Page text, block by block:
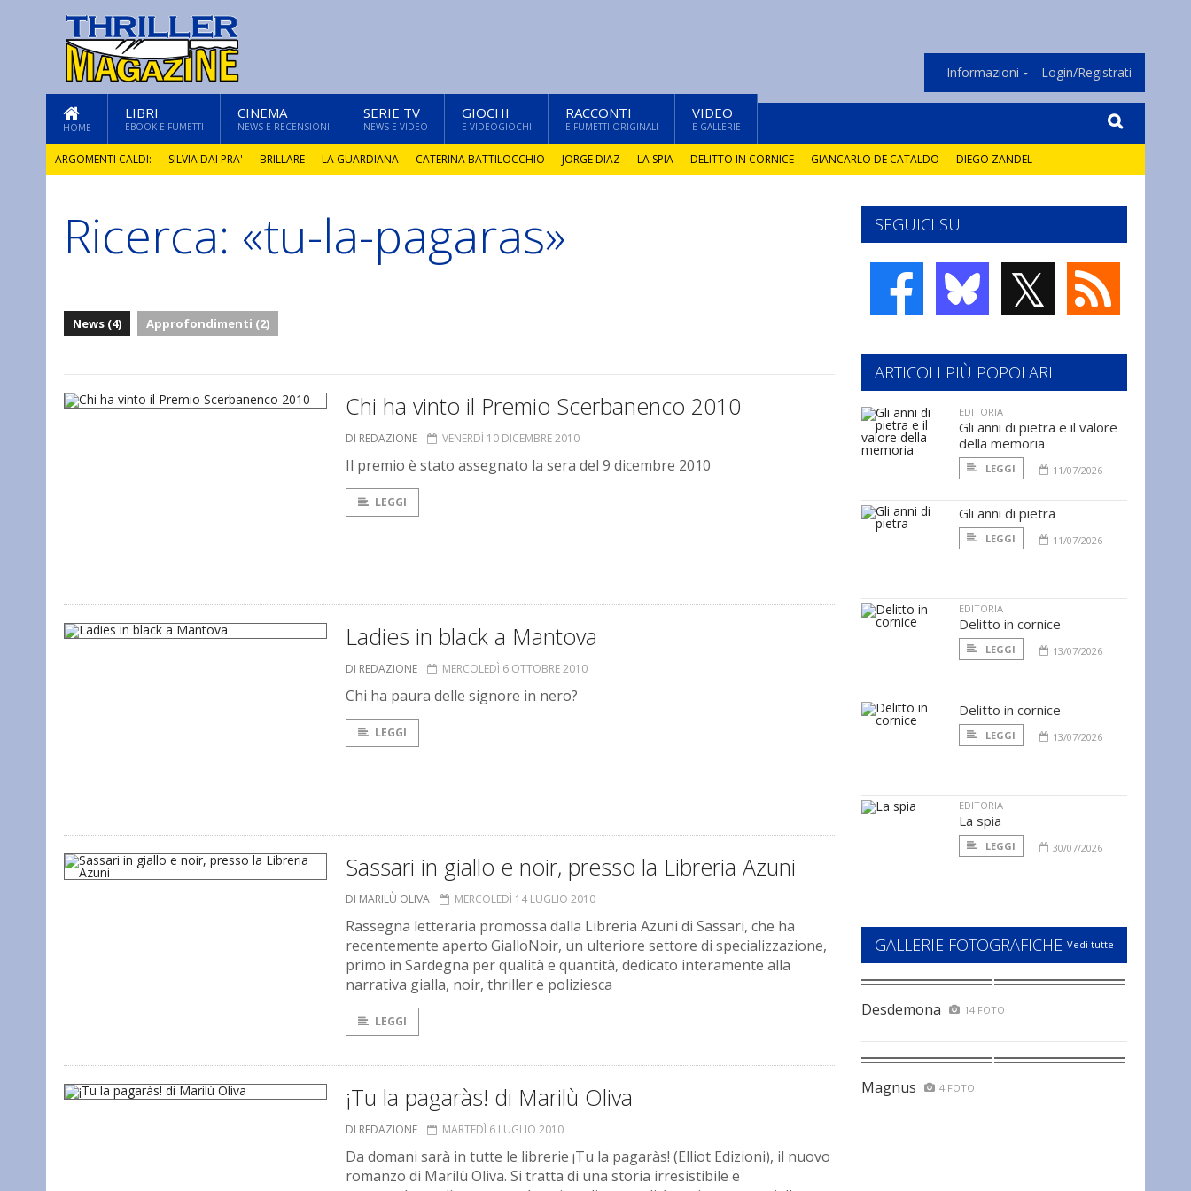
Informazioni Login/Registrati
HOME
LIBRI
EBOOK E FUMETTI
CINEMA
NEWS E RECENSIONI
SERIE TV
NEWS E VIDEO
GIOCHI
E VIDEOGIOCHI
RACCONTI
E FUMETTI ORIGINALI
VIDEO
E GALLERIE
ARGOMENTI CALDI: SILVIA DAI PRA' BRILLARE LA GUARDIANA CATERINA BATTILOCCHIO JORGE DIAZ LA SPIA DELITTO IN CORNICE GIANCARLO DE CATALDO DIEGO ZANDEL
GLI ANNI DI PIETRA
Ricerca: «tu-la-pagaras»
News (4) Approfondimenti (2)
Chi ha vinto il Premio Scerbanenco 2010
DI REDAZIONE VENERDÌ 10 DICEMBRE 2010
Il premio è stato assegnato la sera del 9 dicembre 2010
LEGGI
Ladies in black a Mantova
DI REDAZIONE MERCOLEDÌ 6 OTTOBRE 2010
Chi ha paura delle signore in nero?
LEGGI
Sassari in giallo e noir, presso la Libreria Azuni
DI MARILÙ OLIVA MERCOLEDÌ 14 LUGLIO 2010
Rassegna letteraria promossa dalla Libreria Azuni di Sassari, che ha
recentemente aperto GialloNoir, un ulteriore settore di specializzazione,
primo in Sardegna per qualità e quantità, dedicato interamente alla
narrativa gialla, noir, thriller e poliziesca
LEGGI
¡Tu la pagaràs! di Marilù Oliva
DI REDAZIONE MARTEDÌ 6 LUGLIO 2010
Da domani sarà in tutte le librerie ¡Tu la pagaràs! (Elliot Edizioni), il nuovo
romanzo di Marilù Oliva. Si tratta di una storia irresistibile e
SEGUICI SU
𝕏
ARTICOLI PIÙ POPOLARI
EDITORIA
Gli anni di pietra e il valore
della memoria
LEGGI 11/07/2026
Gli anni di pietra
LEGGI 11/07/2026
EDITORIA
Delitto in cornice
LEGGI 13/07/2026
Delitto in cornice
LEGGI 13/07/2026
EDITORIA
La spia
LEGGI 30/07/2026
GALLERIE FOTOGRAFICHE Vedi tutte
Desdemona 14 FOTO
Magnus 4 FOTO